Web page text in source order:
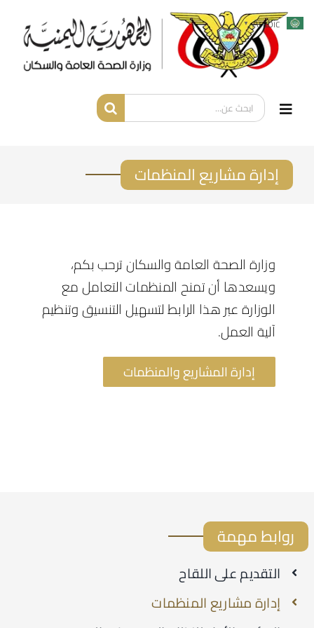
Skip
to
content
Toggle
عن الوزارة
بوابة المعلومات الصحية
الصحة عن بعد
البحوث الصحية
البحث عن:
إدارة مشاريع المنظمات
وزارة الصحة العامة والسكان ترحب بكم،
ويسعدها أن تمنح المنظمات التعامل مع
الوزارة عبر هذا الرابط لتسهيل التنسيق وتنظيم
آلية العمل.
إدارة المشاريع والمنظمات
روابط مهمة
التقديم على اللقاح
إدارة مشاريع المنظمات
Arabic
▼